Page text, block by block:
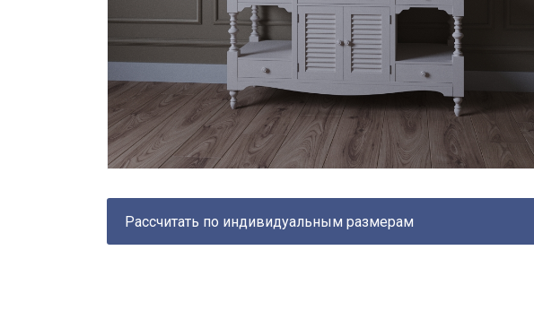
Рассчитать по индивидуальным размерам